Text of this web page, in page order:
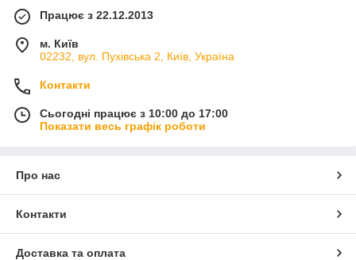
Працює з 22.12.2013
м. Київ
02232, вул. Пухівська 2, Київ, Україна
Контакти
Сьогодні працює з 10:00 до 17:00
Показати весь графік роботи
Про нас
Контакти
Доставка та оплата